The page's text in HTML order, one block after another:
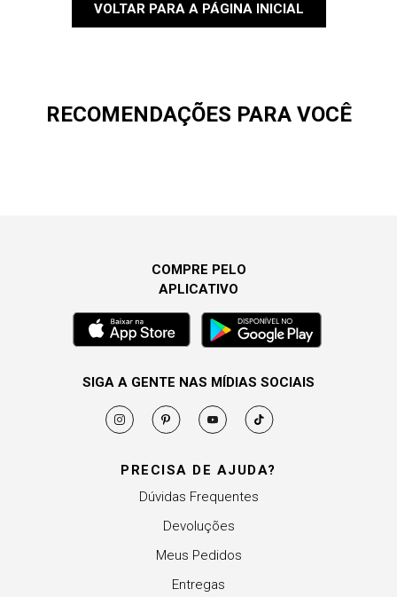
VOLTAR PARA A PÁGINA INICIAL
RECOMENDAÇÕES PARA VOCÊ
PRECISA DE AJUDA?
Dúvidas Frequentes
Devoluções
Meus Pedidos
Entregas
COMPRE PELO
APLICATIVO
SIGA A GENTE NAS MÍDIAS SOCIAIS